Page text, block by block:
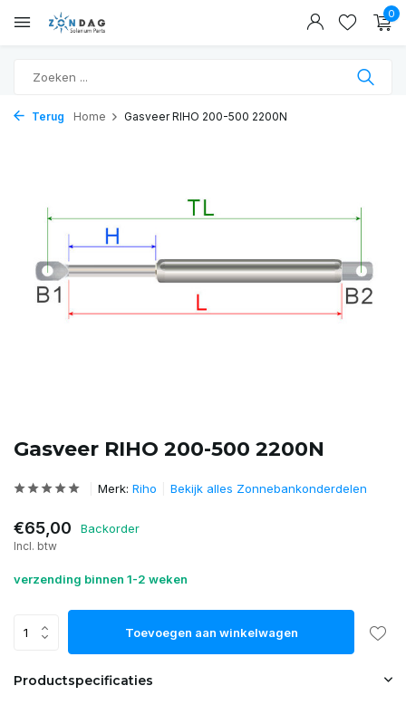
0
Terug Home Gasveer RIHO 200-500 2200N
Gasveer RIHO 200-500 2200N
Merk: Riho Bekijk alles Zonnebankonderdelen
€65,00 Backorder
Incl. btw
verzending binnen 1-2 weken
Toevoegen aan winkelwagen
Productspecificaties